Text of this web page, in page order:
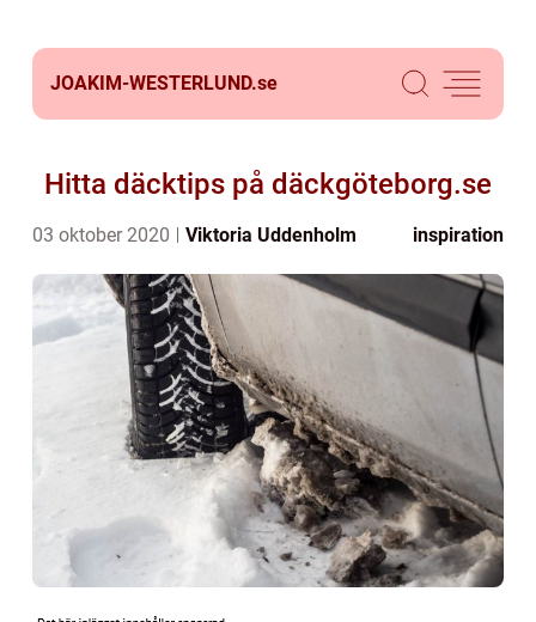
JOAKIM-WESTERLUND.se
Hitta däcktips på däckgöteborg.se
03 oktober 2020 Viktoria Uddenholm inspiration